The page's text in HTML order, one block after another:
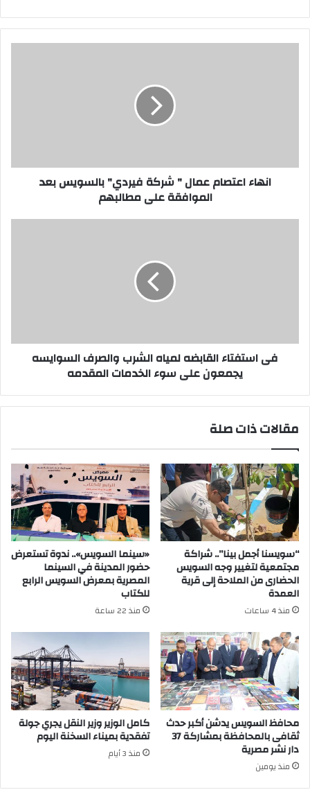
الموافقة
انهاء اعتصام عمال " شركة فيردي" بالسويس بعد
الموافقة على مطالبهم
على
فى استفتاء القابضه لمياه الشرب والصرف السوايسه
يجمعون على سوء الخدمات المقدمه
مقالات ذات صلة
“سويسنا أجمل بينا”.. شراكة
مجتمعية لتغيير وجه السويس
الحضارى من الملاحة إلى قرية
العمدة
منذ 4 ساعات
«سينما السويس».. ندوة تستعرض
حضور المدينة في السينما
المصرية بمعرض السويس الرابع
للكتاب
منذ 22 ساعة
محافظ السويس يدشن أكبر حدث
ثقافى بالمحافظة بمشاركة 37
دار نشر مصرية
منذ يومين
كامل الوزير وزير النقل يجري جولة
تفقدية بميناء السخنة اليوم
منذ 3 أيام